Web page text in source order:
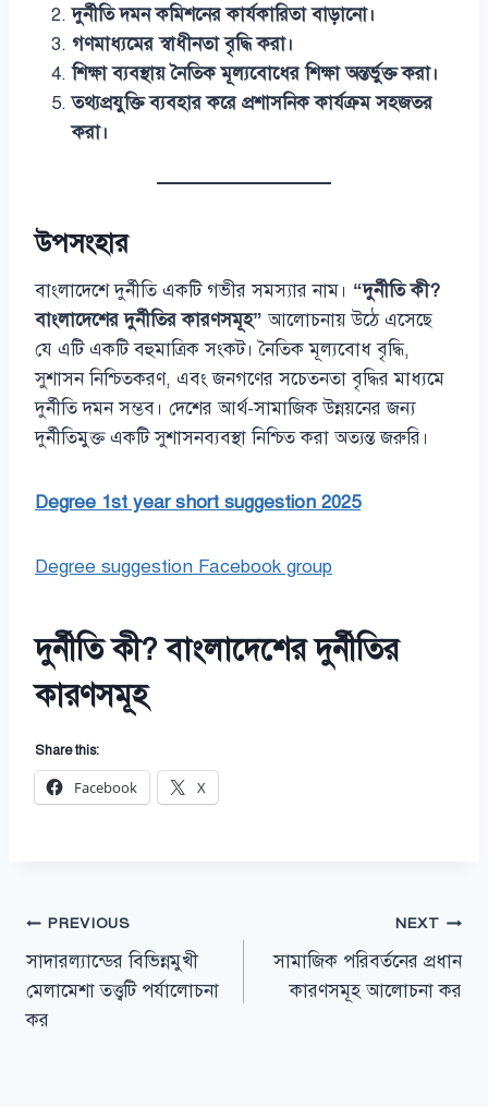
দুর্নীতি দমন কমিশনের কার্যকারিতা বাড়ানো।
গণমাধ্যমের স্বাধীনতা বৃদ্ধি করা।
শিক্ষা ব্যবস্থায় নৈতিক মূল্যবোধের শিক্ষা অন্তর্ভুক্ত করা।
তথ্যপ্রযুক্তি ব্যবহার করে প্রশাসনিক কার্যক্রম সহজতর
করা।
উপসংহার
বাংলাদেশে দুর্নীতি একটি গভীর সমস্যার নাম। “দুর্নীতি কী?
বাংলাদেশের দুর্নীতির কারণসমূহ” আলোচনায় উঠে এসেছে
যে এটি একটি বহুমাত্রিক সংকট। নৈতিক মূল্যবোধ বৃদ্ধি,
সুশাসন নিশ্চিতকরণ, এবং জনগণের সচেতনতা বৃদ্ধির মাধ্যমে
দুর্নীতি দমন সম্ভব। দেশের আর্থ-সামাজিক উন্নয়নের জন্য
দুর্নীতিমুক্ত একটি সুশাসনব্যবস্থা নিশ্চিত করা অত্যন্ত জরুরি।
Degree 1st year short suggestion 2025
Degree suggestion Facebook group
দুর্নীতি কী? বাংলাদেশের দুর্নীতির
কারণসমূহ
Share this:
Facebook X
Post
navigation
PREVIOUS
সাদারল্যান্ডের বিভিন্নমুখী
মেলামেশা তত্ত্বটি পর্যালোচনা
কর
NEXT
সামাজিক পরিবর্তনের প্রধান
কারণসমূহ আলোচনা কর